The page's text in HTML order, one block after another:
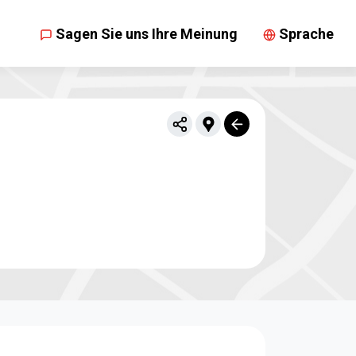
Sagen Sie uns Ihre Meinung Sprache